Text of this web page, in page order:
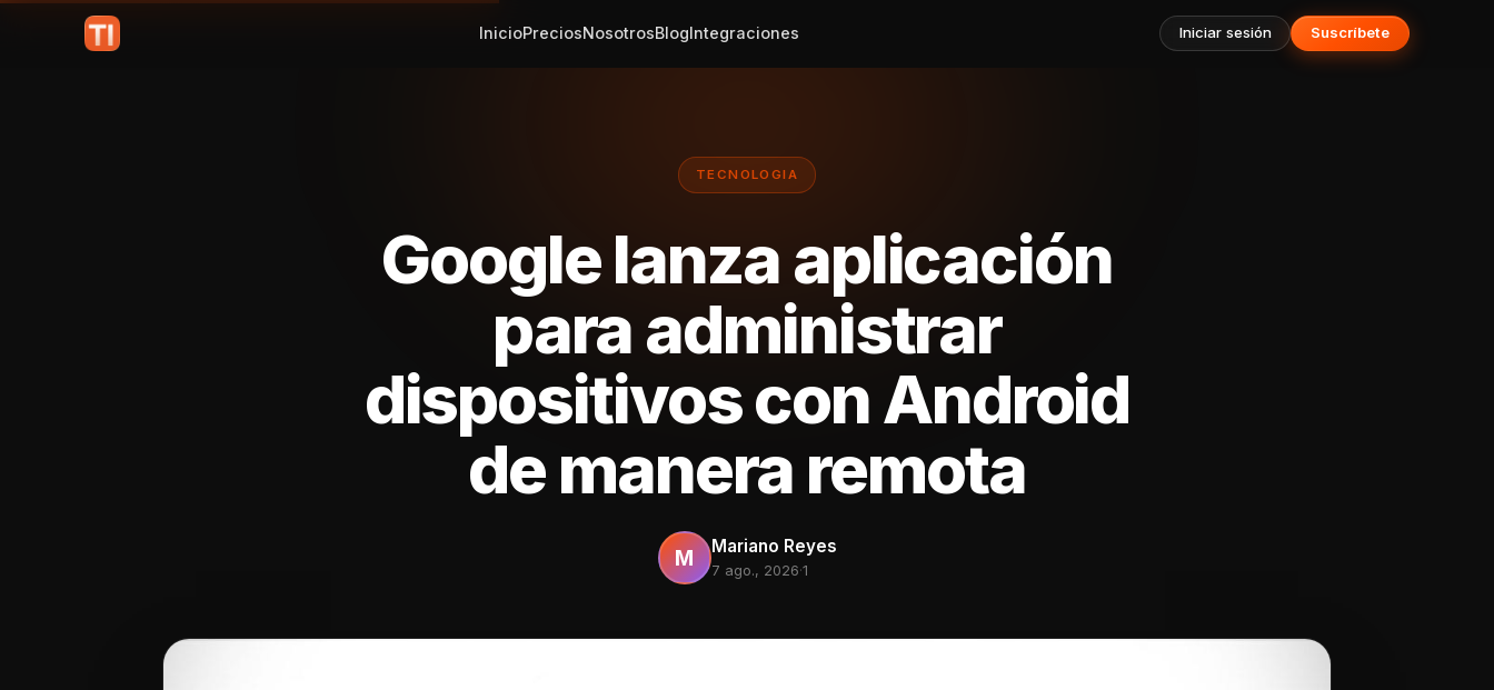
InicioPreciosNosotrosBlogIntegraciones Iniciar sesión Suscríbete
TECNOLOGIA
Google lanza aplicación
para administrar
dispositivos con Android
de manera remota
M Mariano Reyes
7 ago., 2026·1